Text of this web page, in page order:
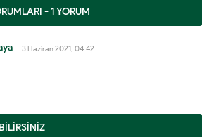
- 1 YORUM
3 Haziran 2021, 04:42